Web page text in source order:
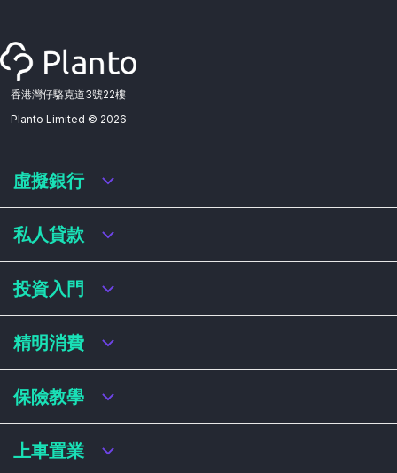
香港灣仔駱克道3號22樓
Planto Limited © 2026
虛擬銀行
虛擬銀行迎新優惠
虛擬銀行存款利率比較
虛擬銀行銀扣賬卡 / 信用卡
虛擬銀行貸款
私人貸款
私人貸款年利率比較
網上即批貸款
結餘轉戶
稅務貸款
財務公司貸款
投資入門
港股戶口收費及迎新優惠
基金平台比較
買加密貨幣教學
精明消費
網購信用卡
飛行里數信用卡
學生信用卡
保險教學
買保險基本概念
上車置業